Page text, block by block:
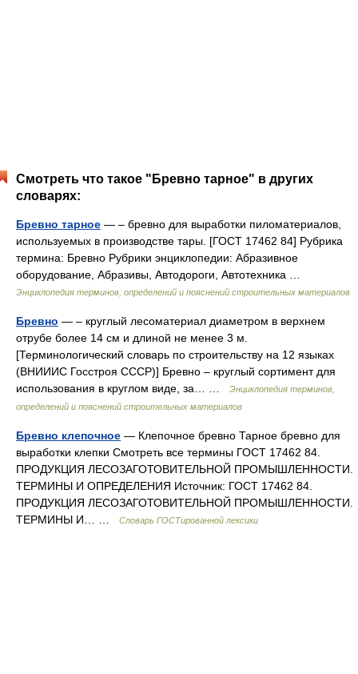
Смотреть что такое "Бревно тарное" в других
словарях:
Бревно тарное — – бревно для выработки пиломатериалов,
используемых в производстве тары. [ГОСТ 17462 84] Рубрика
термина: Бревно Рубрики энциклопедии: Абразивное
оборудование, Абразивы, Автодороги, Автотехника …
Энциклопедия терминов, определений и пояснений строительных материалов
Бревно — – круглый лесоматериал диаметром в верхнем
отрубе более 14 см и длиной не менее 3 м.
[Терминологический словарь по строительству на 12 языках
(ВНИИИС Госстроя СССР)] Бревно – круглый сортимент для
использования в круглом виде, за… …
Энциклопедия терминов,
определений и пояснений строительных материалов
Бревно клепочное — Клепочное бревно Тарное бревно для
выработки клепки Смотреть все термины ГОСТ 17462 84.
ПРОДУКЦИЯ ЛЕСОЗАГОТОВИТЕЛЬНОЙ ПРОМЫШЛЕННОСТИ.
ТЕРМИНЫ И ОПРЕДЕЛЕНИЯ Источник: ГОСТ 17462 84.
ПРОДУКЦИЯ ЛЕСОЗАГОТОВИТЕЛЬНОЙ ПРОМЫШЛЕННОСТИ.
ТЕРМИНЫ И… …
Словарь ГОСТированной лексики